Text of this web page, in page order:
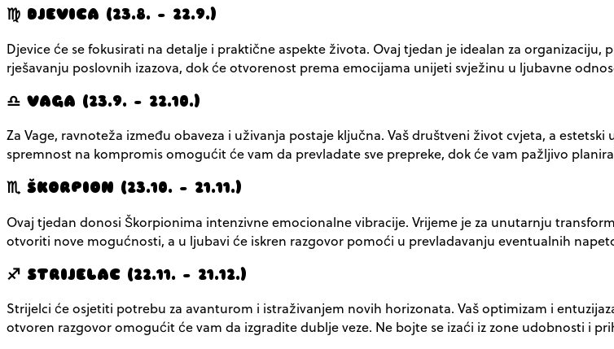
♍ DJEVICA (23.8. – 22.9.)
Djevice će se fokusirati na detalje i praktične aspekte života. Ovaj tjedan je idealan za
rješavanju poslovnih izazova, dok će otvorenost prema emocijama unijeti svježinu u ljubavne
♎ VAGA (23.9. – 22.10.)
Za Vage, ravnoteža između obaveza i uživanja postaje ključna. Vaš društveni život cvjeta, a
spremnost na kompromis omogućit će vam da prevladate sve prepreke, dok će vam pažljivo
♏ ŠKORPION (23.10. – 21.11.)
Ovaj tjedan donosi Škorpionima intenzivne emocionalne vibracije. Vrijeme je za unutarnju
otvoriti nove mogućnosti, a u ljubavi će iskren razgovor pomoći u prevladavanju eventualnih
♐ STRIJELAC (22.11. – 21.12.)
Strijelci će osjetiti potrebu za avanturom i istraživanjem novih horizonata. Vaš optimizam i
otvoren razgovor omogućit će vam da izgradite dublje veze. Ne bojte se izaći iz zone udobnosti i